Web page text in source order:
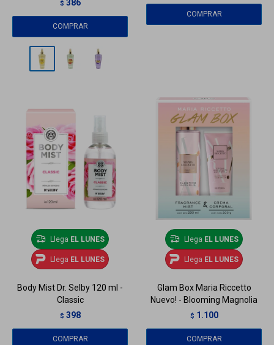
$ 386
Llega EL LUNES
Llega EL LUNES
Body Mist Dr. Selby 120 ml -
Classic
$ 398
Llega EL LUNES
Llega EL LUNES
Glam Box Maria Riccetto
Nuevo! - Blooming Magnolia
$ 1.100